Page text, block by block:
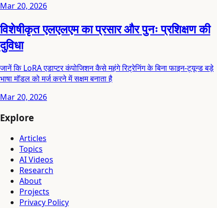
Mar 20, 2026
विशेषीकृत एलएलएम का प्रसार और पुनः प्रशिक्षण की
दुविधा
जानें कि LoRA एडाप्टर कंपोजिशन कैसे महंगे रिट्रेनिंग के बिना फाइन-ट्यून्ड बड़े
भाषा मॉडल को मर्ज करने में सक्षम बनाता है
Mar 20, 2026
Explore
Articles
Topics
AI Videos
Research
About
Projects
Privacy Policy